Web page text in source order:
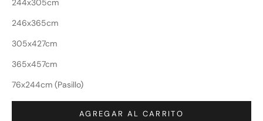
244x305cm
246x365cm
305x427cm
365x457cm
76x244cm (Pasillo)
AGREGAR AL CARRITO